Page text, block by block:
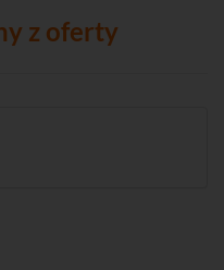
z oferty